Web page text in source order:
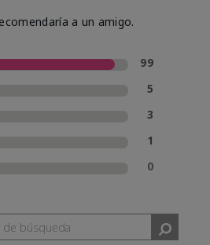
a un amigo.
99
5
3
1
0